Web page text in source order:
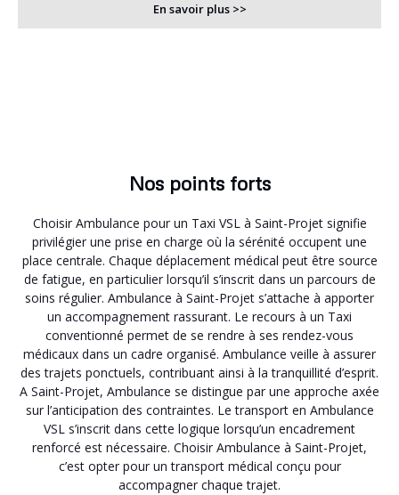
En savoir plus >>
Nos points forts
Choisir Ambulance pour un Taxi VSL à Saint-Projet signifie
privilégier une prise en charge où la sérénité occupent une
place centrale. Chaque déplacement médical peut être source
de fatigue, en particulier lorsqu’il s’inscrit dans un parcours de
soins régulier. Ambulance à Saint-Projet s’attache à apporter
un accompagnement rassurant. Le recours à un Taxi
conventionné permet de se rendre à ses rendez-vous
médicaux dans un cadre organisé. Ambulance veille à assurer
des trajets ponctuels, contribuant ainsi à la tranquillité d’esprit.
A Saint-Projet, Ambulance se distingue par une approche axée
sur l’anticipation des contraintes. Le transport en Ambulance
VSL s’inscrit dans cette logique lorsqu’un encadrement
renforcé est nécessaire. Choisir Ambulance à Saint-Projet,
c’est opter pour un transport médical conçu pour
accompagner chaque trajet.